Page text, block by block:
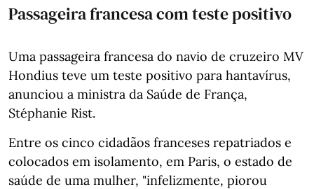
Passageira francesa com teste positivo
Uma passageira francesa do navio de cruzeiro MV
Hondius teve um teste positivo para hantavírus,
anunciou a ministra da Saúde de França,
Stéphanie Rist.
Entre os cinco cidadãos franceses repatriados e
colocados em isolamento, em Paris, o estado de
saúde de uma mulher, "infelizmente, piorou